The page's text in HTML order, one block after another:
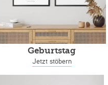
Geburtstag
Jetzt stöbern